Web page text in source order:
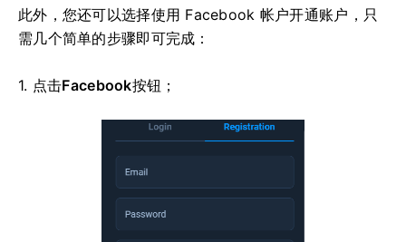
此外，您还可以选择使用 Facebook 帐户开通账户，只
需几个简单的步骤即可完成：
1. 点击Facebook按钮；